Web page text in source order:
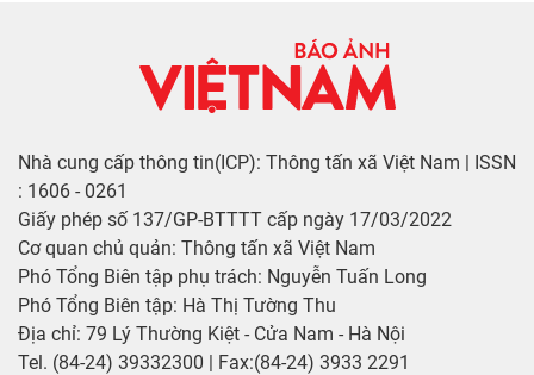
Nhà cung cấp thông tin(ICP): Thông tấn xã Việt Nam | ISSN
: 1606 - 0261
Giấy phép số 137/GP-BTTTT cấp ngày 17/03/2022
Cơ quan chủ quản: Thông tấn xã Việt Nam
Phó Tổng Biên tập phụ trách: Nguyễn Tuấn Long
Phó Tổng Biên tập: Hà Thị Tường Thu
Địa chỉ: 79 Lý Thường Kiệt - Cửa Nam - Hà Nội
Tel. (84-24) 39332300 | Fax:(84-24) 3933 2291